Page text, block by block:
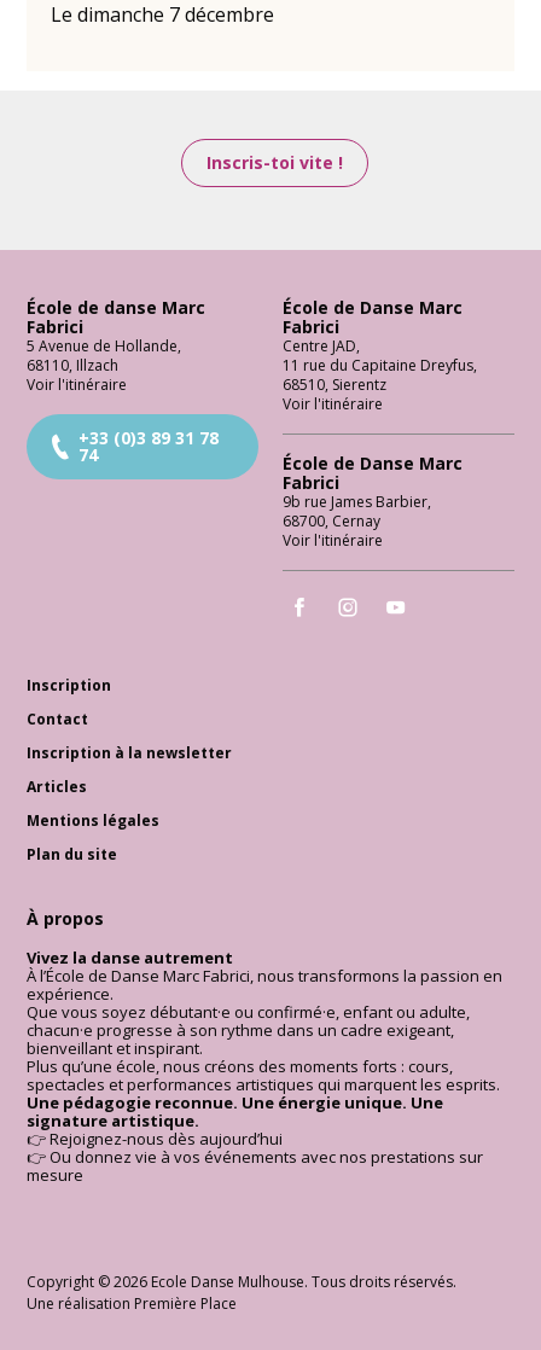
Le dimanche 7 décembre
Inscris-toi vite !
École de danse Marc
Fabrici
5 Avenue de Hollande,
68110, Illzach
Voir l'itinéraire
+33 (0)3 89 31 78
74
École de Danse Marc
Fabrici
Centre JAD,
11 rue du Capitaine Dreyfus,
68510, Sierentz
Voir l'itinéraire
École de Danse Marc
Fabrici
9b rue James Barbier,
68700, Cernay
Voir l'itinéraire
École de Danse Marc Fabrici
École de Danse Marc Fabrici
École de Danse
Inscription
Contact
Inscription à la newsletter
Articles
Mentions légales
Plan du site
À propos
Vivez la danse autrement
À l’École de Danse Marc Fabrici, nous transformons la passion en
expérience.
Que vous soyez débutant·e ou confirmé·e, enfant ou adulte,
chacun·e progresse à son rythme dans un cadre exigeant,
bienveillant et inspirant.
Plus qu’une école, nous créons des moments forts : cours,
spectacles et performances artistiques qui marquent les esprits.
Une pédagogie reconnue. Une énergie unique. Une
signature artistique.
👉 Rejoignez-nous dès aujourd’hui
👉 Ou donnez vie à vos événements avec nos prestations sur
mesure
Copyright © 2026 Ecole Danse Mulhouse. Tous droits réservés.
Une réalisation Première Place